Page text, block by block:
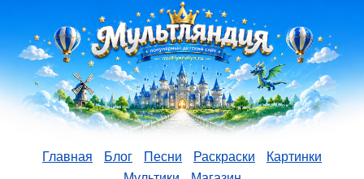
Главная Блог Песни Раскраски
Картинки